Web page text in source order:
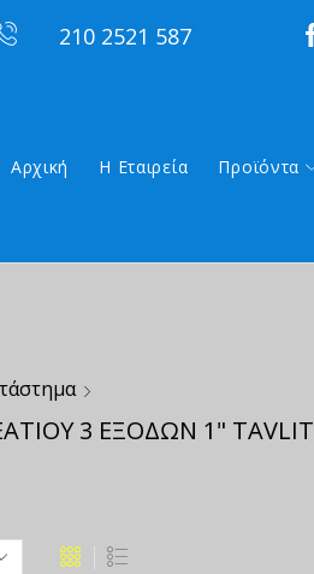
210 2521 587
Αρχική Η Εταιρεία Προϊόντα
3 ΕΞΟΔΩΝ 1" TAVLIT